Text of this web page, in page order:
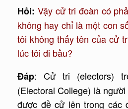
Hỏi: Vậy cử tri đoàn có
không hay chỉ là một con
tôi không thấy tên của cử
lúc tôi đi bầu?
Đáp: Cử tri (electors)
(Electoral College) là
được đề cử lên trong các